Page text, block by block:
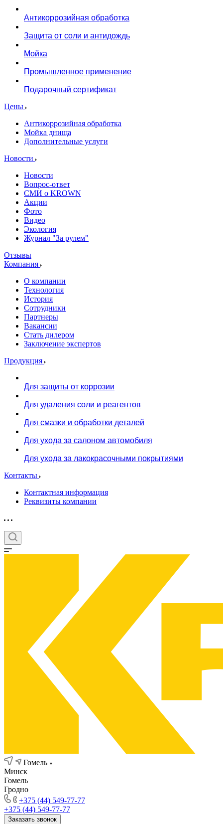
Антикоррозийная обработка
Защита от соли и антидождь
Мойка
Промышленное применение
Подарочный сертификат
Цены
Антикоррозийная обработка
Мойка днища
Дополнительные услуги
Новости
Новости
Вопрос-ответ
СМИ о KROWN
Акции
Фото
Видео
Экология
Журнал "За рулем"
Отзывы
Компания
О компании
Технология
История
Сотрудники
Партнеры
Вакансии
Стать дилером
Заключение экспертов
Продукция
Для защиты от коррозии
Для удаления соли и реагентов
Для смазки и обработки деталей
Для ухода за салоном автомобиля
Для ухода за лакокрасочными покрытиями
Контакты
Контактная информация
Реквизиты компании
Гомель
Минск
Гомель
Гродно
+375 (44) 549-77-77
+375 (44) 549-77-77
Заказать звонок